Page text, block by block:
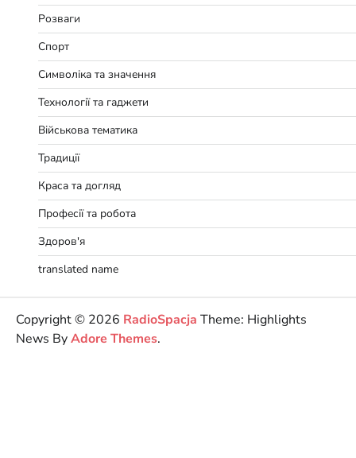
Розваги
Спорт
Символіка та значення
Технології та гаджети
Військова тематика
Традиції
Краса та догляд
Професії та робота
Здоров'я
translated name
Copyright © 2026 RadioSpacja Theme: Highlights
News ByAdore Themes.